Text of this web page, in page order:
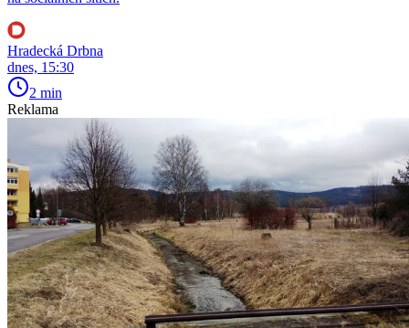
Hradecká Drbna
dnes, 15:30
2 min
Reklama